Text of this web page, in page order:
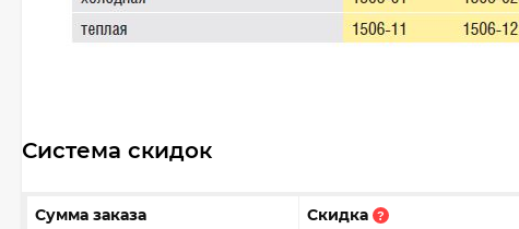
Система скидок
Сумма заказа Скидка ?